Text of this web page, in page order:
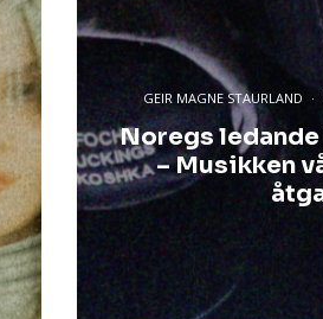
GEIR MAGNE STAURLAND ·
Noregs
– Musikken